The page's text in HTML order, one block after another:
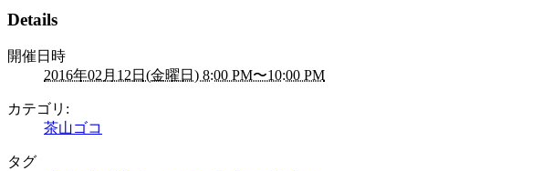
Details
開催日時
2016年02月12日(金曜日) 8:00 PM〜10:00 PM
カテゴリ:
茶山ゴコ
タグ